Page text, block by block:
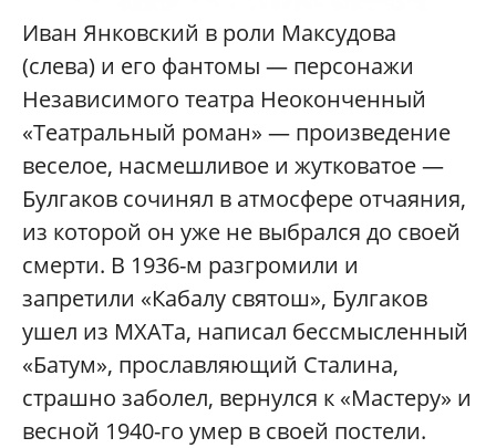
Иван Янковский в роли Максудова
(слева) и его фантомы — персонажи
Независимого театра Неоконченный
«Театральный роман» — произведение
веселое, насмешливое и жутковатое —
Булгаков сочинял в атмосфере отчаяния,
из которой он уже не выбрался до своей
смерти. В 1936-м разгромили и
запретили «Кабалу святош», Булгаков
ушел из МХАТа, написал бессмысленный
«Батум», прославляющий Сталина,
страшно заболел, вернулся к «Мастеру» и
весной 1940-го умер в своей постели.